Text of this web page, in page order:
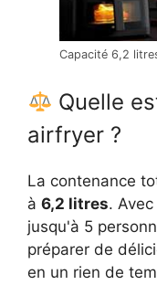
Capacité 6,2
Quelle
airfryer ?
La contenance
à 6,2 litres.
jusqu'à 5
préparer de
en un rien de